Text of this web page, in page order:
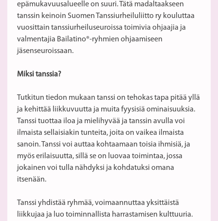
epämukavuusalueelle on suuri. Tätä madaltaakseen
tanssin keinoin Suomen Tanssiurheiluliitto ry kouluttaa
vuosittain tanssiurheiluseuroissa toimivia ohjaajia ja
valmentajia Bailatino®-ryhmien ohjaamiseen
jäsenseuroissaan.
Miksi tanssia?
Tutkitun tiedon mukaan tanssi on tehokas tapa pitää yllä
ja kehittää liikkuvuutta ja muita fyysisiä ominaisuuksia.
Tanssi tuottaa iloa ja mielihyvää ja tanssin avulla voi
ilmaista sellaisiakin tunteita, joita on vaikea ilmaista
sanoin. Tanssi voi auttaa kohtaamaan toisia ihmisiä, ja
myös erilaisuutta, sillä se on luovaa toimintaa, jossa
jokainen voi tulla nähdyksi ja kohdatuksi omana
itsenään.
Tanssi yhdistää ryhmää, voimaannuttaa yksittäistä
liikkujaa ja luo toiminnallista harrastamisen kulttuuria.